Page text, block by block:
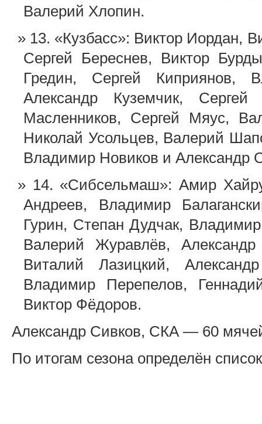
Валерий Хлопин.
13. «Кузбасс»: Виктор Иордан,
Сергей Береснев, Виктор
Гредин, Сергей Киприянов,
Александр Куземчик,
Масленников, Сергей Мяус,
Николай Усольцев, Валерий
Владимир Новиков и Александр
14. «Сибсельмаш»: Амир
Андреев, Владимир
Гурин, Степан Дудчак,
Валерий Журавлёв,
Виталий Лазицкий,
Владимир Перепелов,
Виктор Фёдоров.
Александр Сивков, СКА — 60
По итогам сезона определён